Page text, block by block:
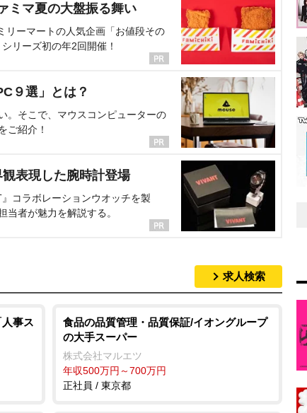
ミマ夏の大盤振る舞い
リーマートの人気企画「お値段その
リーズ初の年2回開催！
９選」とは？
。そこで、マウスコンピューターの
ご紹介！
表現した腕時計登場
コラボレーションウオッチを製
当者が魅力を解説する。
求人検索
事ス
食品の品質管理・品質保証/イオングループ
の大手スーパー
株式会社マルエツ
年収500万円～700万円
正社員 / 東京都